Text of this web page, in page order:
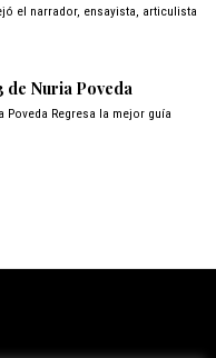
el narrador, ensayista, articulista
de Nuria Poveda
Poveda Regresa la mejor guía